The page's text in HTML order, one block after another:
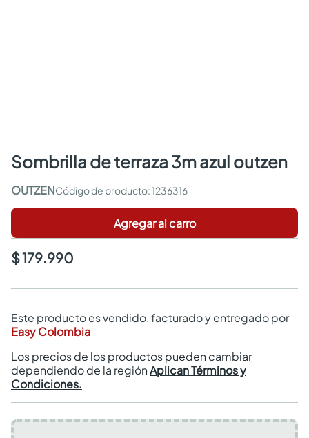
sombrilla de terraza 3m azul outzen
OUTZEN :1236316
Agregar al carro
$ 179.990
Este producto es vendido, facturado y entregado por
Easy Colombia
Los precios de los productos pueden cambiar
dependiendo de la regiónAplican Términos y
Condiciones.